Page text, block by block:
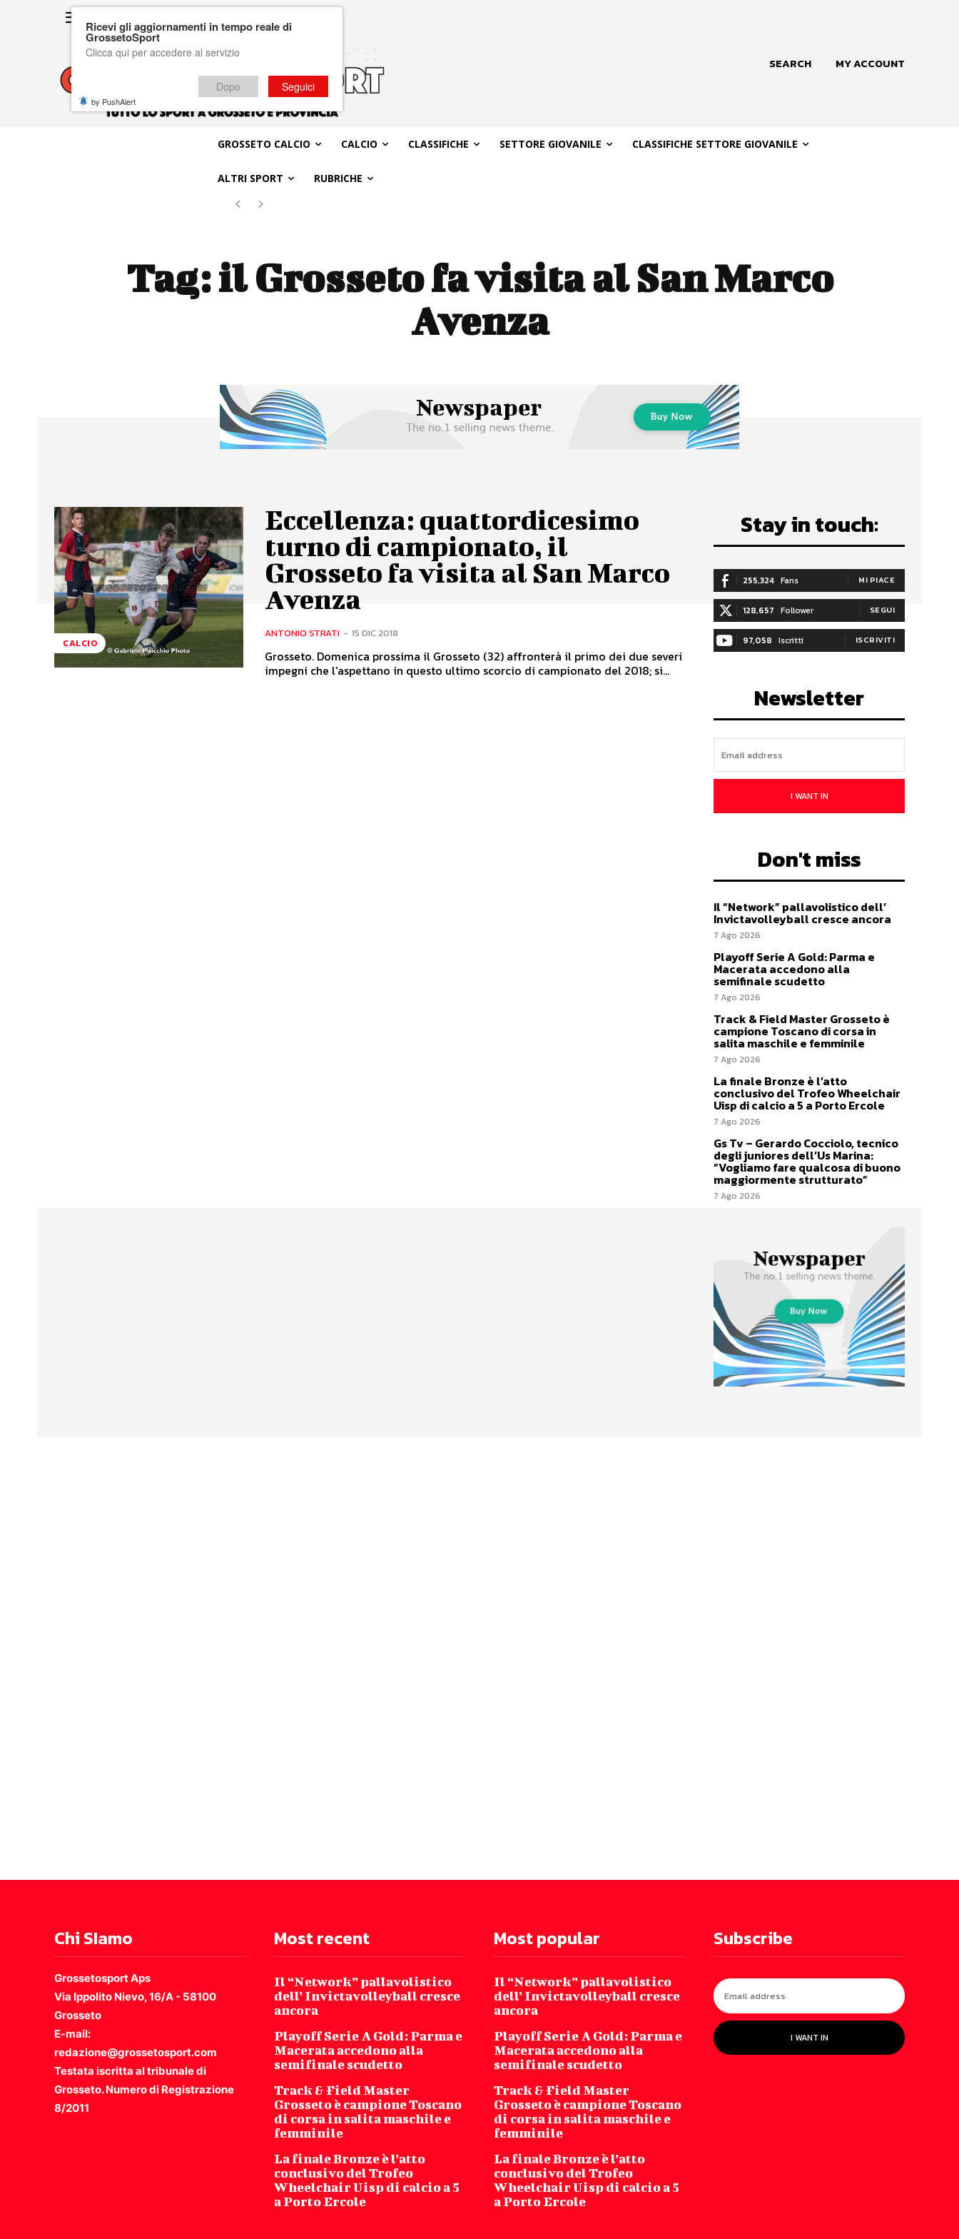
SEARCH MY ACCOUNT
GROSSETO CALCIO CALCIO CLASSIFICHE SETTORE GIOVANILE CLASSIFICHE SETTORE GIOVANILE
ALTRI SPORT RUBRICHE
Tag:il Grosseto fa visita al San Marco
Avenza
CALCIO
Eccellenza: quattordicesimo
turno di campionato, il
Grosseto fa visita al San Marco
Avenza
ANTONIO STRATI - 15 DIC 2018
Grosseto. Domenica prossima il Grosseto (32) affronterà il primo dei due severi
impegni che l'aspettano in questo ultimo scorcio di campionato del 2018; si...
Stay in touch:
255,324 Fans MI PIACE
128,657 Follower SEGUI
97,058 Iscritti ISCRIVITI
Newsletter
I WANT IN
Don't miss
Il “Network” pallavolistico dell’
Invictavolleyball cresce ancora
7 Ago 2026
Playoff Serie A Gold: Parma e
Macerata accedono alla
semifinale scudetto
7 Ago 2026
Track & Field Master Grosseto è
campione Toscano di corsa in
salita maschile e femminile
7 Ago 2026
La finale Bronze è l’atto
conclusivo del Trofeo Wheelchair
Uisp di calcio a 5 a Porto Ercole
7 Ago 2026
Gs Tv – Gerardo Cocciolo, tecnico
degli juniores dell’Us Marina:
”Vogliamo fare qualcosa di buono
maggiormente strutturato”
7 Ago 2026
Chi SIamo
Grossetosport Aps
Via Ippolito Nievo, 16/A - 58100
Grosseto
E-mail:
redazione@grossetosport.com
Testata iscritta al tribunale di
Grosseto. Numero di Registrazione
8/2011
Most recent
Il “Network” pallavolistico
dell’ Invictavolleyball cresce
ancora
Playoff Serie A Gold: Parma e
Macerata accedono alla
semifinale scudetto
Track & Field Master
Grosseto è campione Toscano
di corsa in salita maschile e
femminile
La finale Bronze è l’atto
conclusivo del Trofeo
Wheelchair Uisp di calcio a 5
a Porto Ercole
Most popular
Il “Network” pallavolistico
dell’ Invictavolleyball cresce
ancora
Playoff Serie A Gold: Parma e
Macerata accedono alla
semifinale scudetto
Track & Field Master
Grosseto è campione Toscano
di corsa in salita maschile e
femminile
La finale Bronze è l’atto
conclusivo del Trofeo
Wheelchair Uisp di calcio a 5
a Porto Ercole
Subscribe
I WANT IN
Ricevi gli aggiornamenti in tempo reale di
GrossetoSport
Clicca qui per accedere al servizio
Dopo Seguici
by PushAlert